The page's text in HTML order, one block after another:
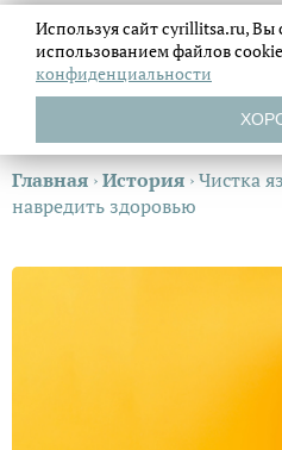
Главная ›История ›Чистка
навредить здоровью
Используя сайт cyrillitsa.ru, Вы
использованием файлов
конфиденциальности